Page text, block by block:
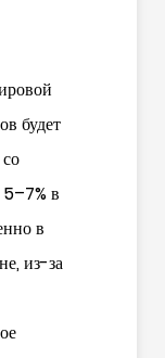
будет
в
в
из-за